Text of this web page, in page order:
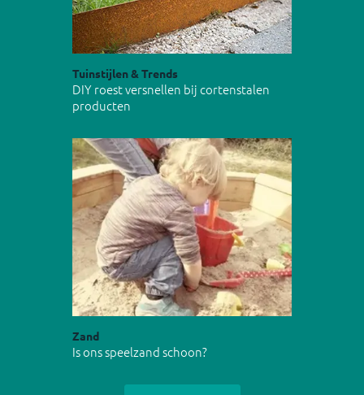
Tuinstijlen & Trends
DIY roest versnellen bij cortenstalen
producten
Zand
Is ons speelzand schoon?